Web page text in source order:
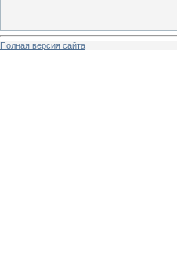
Полная версия сайта